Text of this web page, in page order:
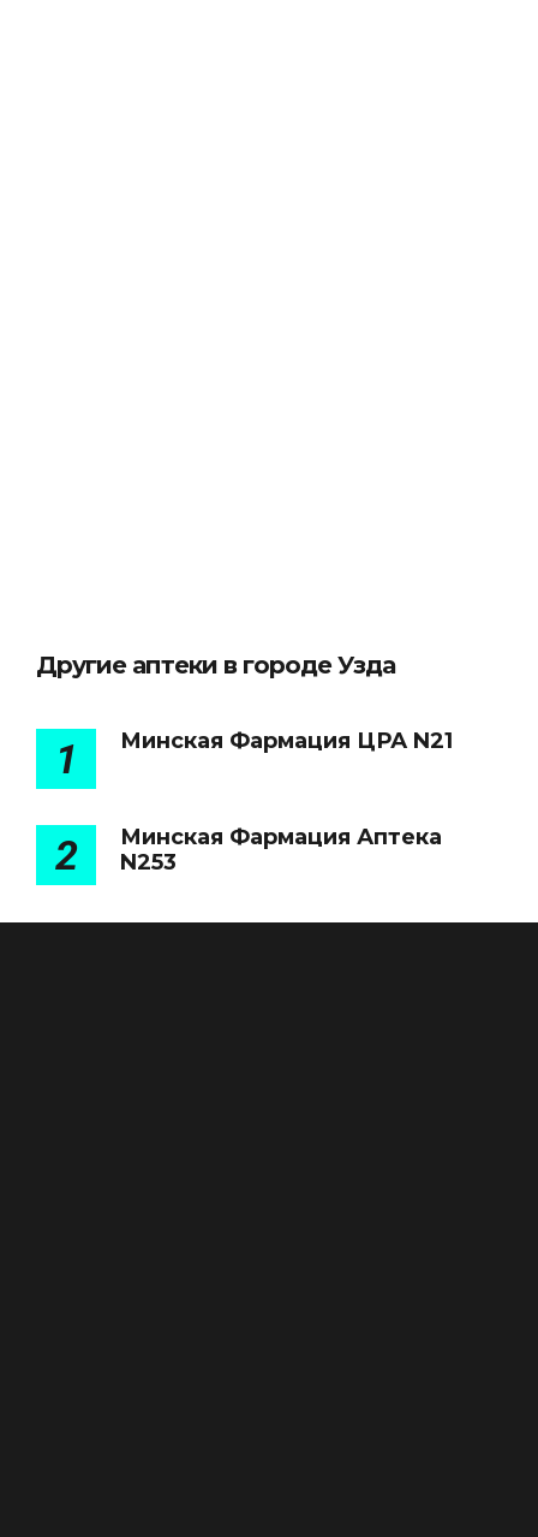
Другие аптеки в городе Узда
1 Минская Фармация ЦРА N21
2
Минская Фармация Аптека
N253